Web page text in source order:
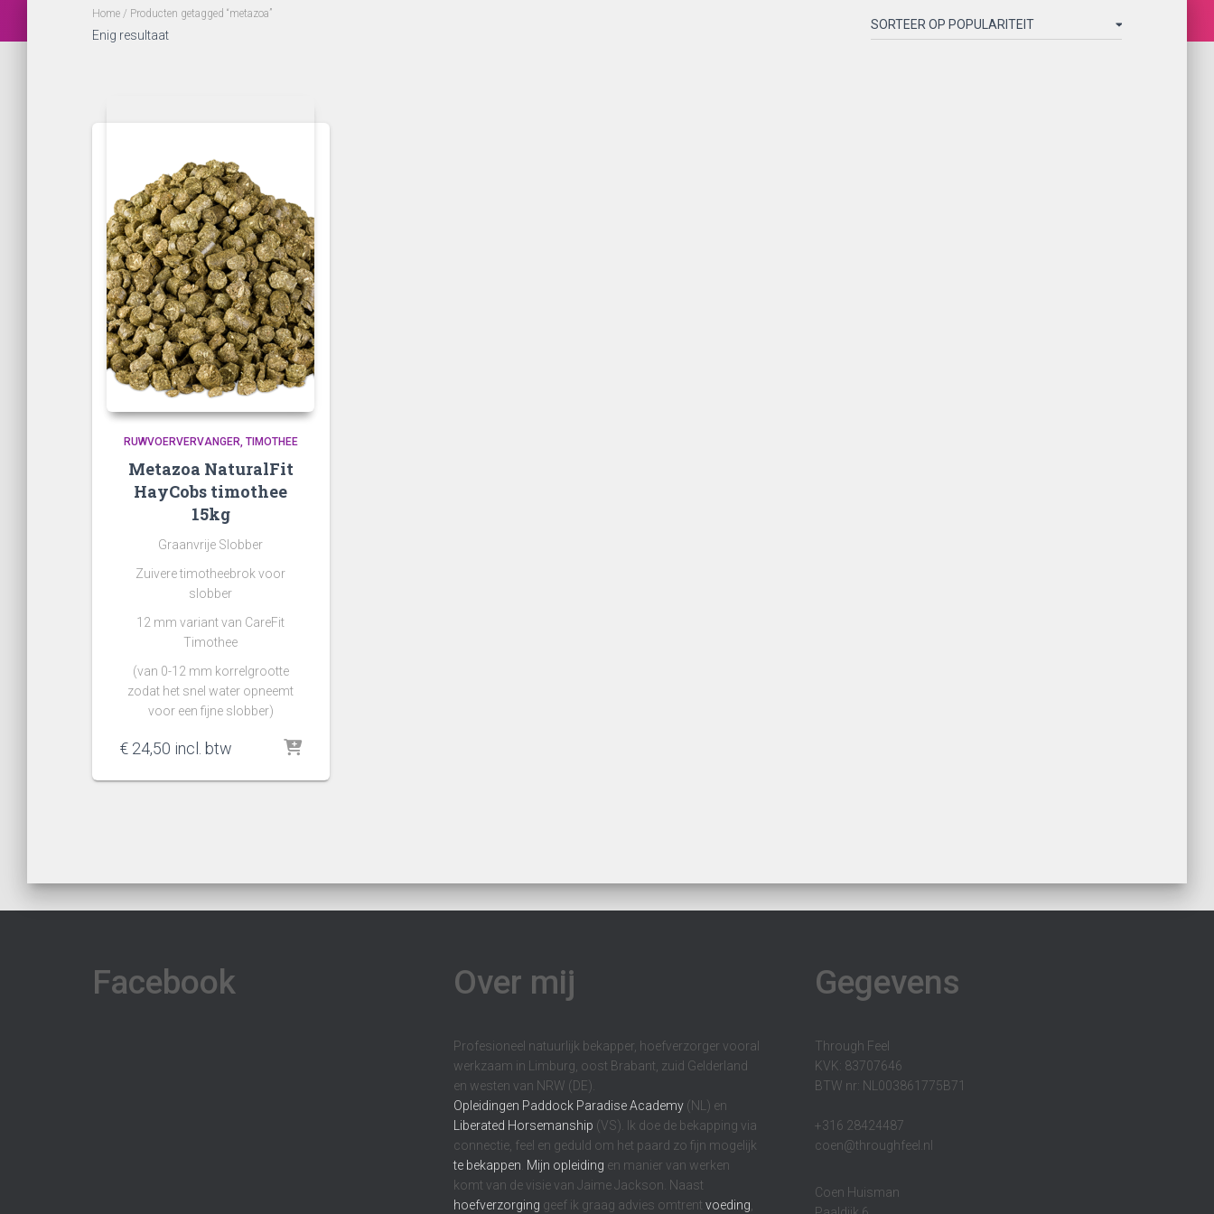
Home / Producten getagged “metazoa”
Enig resultaat
RUWVOERVERVANGER TIMOTHEE
Metazoa NaturalFit
HayCobs timothee
15kg
Graanvrije Slobber
Zuivere timotheebrok voor
slobber
12 mm variant van CareFit
Timothee
(van 0-12 mm korrelgrootte
zodat het snel water opneemt
voor een fijne slobber)
€ 24,50 incl. btw
Facebook Over mij
Profesioneel natuurlijk bekapper, hoefverzorger vooral
werkzaam in Limburg, oost Brabant, zuid Gelderland
en westen van NRW (DE).
Opleidingen Paddock Paradise Academy (NL) en
Liberated Horsemanship (VS). Ik doe de bekapping via
connectie, feel en geduld om het paard zo fijn mogelijk
te bekappen Mijn opleiding en manier van werken
komt van de visie van Jaime Jackson. Naast
hoefverzorging geef ik graag advies omtrent voeding
Gegevens
Through Feel
KVK: 83707646
BTW nr: NL003861775B71
+316 28424487
coen@throughfeel.nl
Coen Huisman